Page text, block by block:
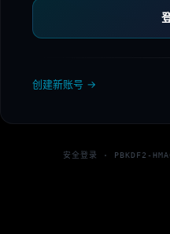
创建新账号 →
安全登录 · PBKDF2-